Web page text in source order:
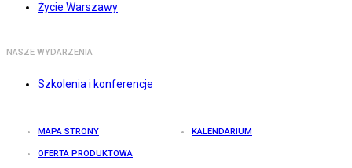
Życie Warszawy
NASZE WYDARZENIA
Szkolenia i konferencje
MAPA STRONY KALENDARIUM
OFERTA PRODUKTOWA